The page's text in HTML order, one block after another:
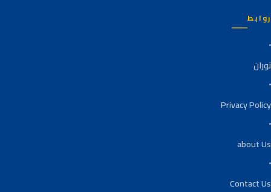
روابط
نوران
Privacy Policy
about Us
Contact Us